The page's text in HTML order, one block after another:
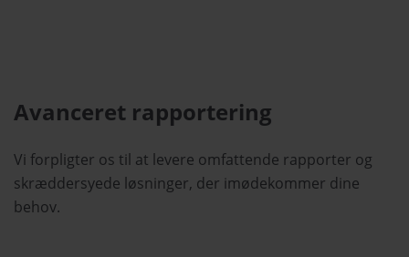
Avanceret rapportering
Vi forpligter os til at levere omfattende rapporter og
skræddersyede løsninger, der imødekommer dine
behov.